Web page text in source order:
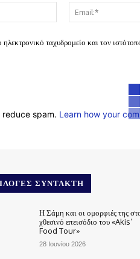
Όνομα:*
ταχυδρομείο και τον
spam. Learn how your
ΣΥΝΤΆΚΤΗ
Η Σάμη και οι ομορφιές της
χθεσινό επεισόδιο του «Akis’
Food Tour»
28 Ιουνίου 2026